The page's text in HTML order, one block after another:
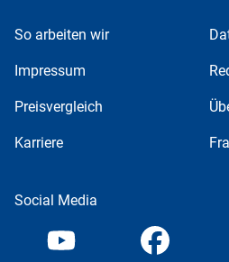
So arbeiten wir
Impressum
Preisvergleich
Karriere
Social Media